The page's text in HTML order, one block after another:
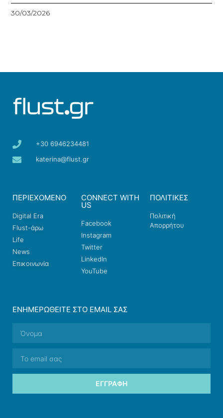
30/03/2026
+30 6946234481
katerina@flust.gr
ΠΕΡΙΕΧΟΜΕΝΟ
Digital Era
Flust-άρω
Life
News
Επικοινωνία
CONNECT WITH
US
Facebook
Instagram
Twitter
LinkedIn
YouTube
ΠΟΛΙΤΙΚΕΣ
Πολιτική
Απορρήτου
ΕΝΗΜΕΡΩΘΕΊΤΕ ΣΤΟ EMAIL ΣΑΣ
ΕΓΓΡΑΦΉ